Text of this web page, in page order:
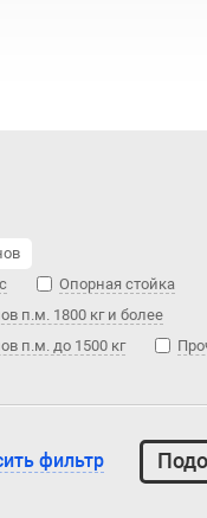
Опорная стойка
п.м. 1800 кг и более
п.м. до 1500 кг
фильтр